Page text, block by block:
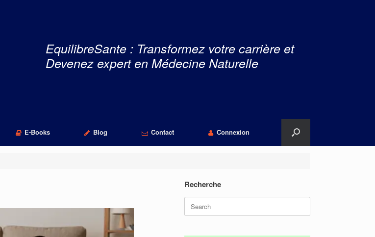
EquilibreSante : Transformez votre carrière et
Devenez expert en Médecine Naturelle
E-Books Blog Contact Connexion
Recherche
Search
for: